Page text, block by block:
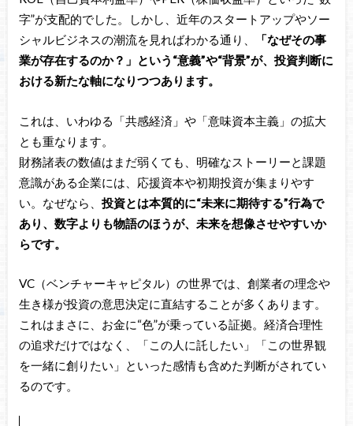
字”が支配的でした。しかし、近年のスタートアップやソー
シャルビジネスの潮流を見ればわかる通り、
「なぜその事
業が存在するのか？」という“意義”や“背景”が、投資判断に
おける新たな軸になりつつあります。
これは、いわゆる「共感経済」や「意味資本主義」の拡大
とも重なります。
財務諸表の数値はまだ弱くても、明確なストーリーと課題
意識がある企業には、応援資本や初期投資が集まりやす
い。なぜなら、 投資とは本質的に“未来に期待する”行為で
あり、数字よりも物語のほうが、未来を想像させやすいか
らです。
VC（ベンチャーキャピタル）の世界では、創業者の理念や
生き様が投資の意思決定に直結することが多くあります。
これはまさに、お金に“色”が乗っている証拠。経済合理性
の追求だけではなく、「この人に託したい」「この世界観
を一緒に創りたい」といった感情も含めた判断がされてい
るのです。